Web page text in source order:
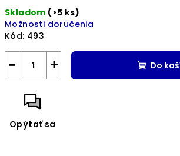
Skladom (>5 ks)
Možnosti doručenia
Kód: 493
+
− Do
Opýtať sa